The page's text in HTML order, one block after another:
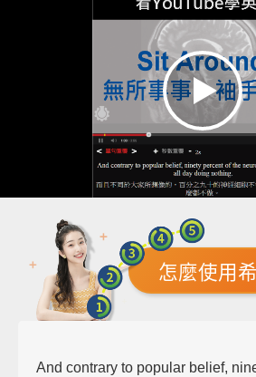
怎麼使用
And contrary to popular belief,